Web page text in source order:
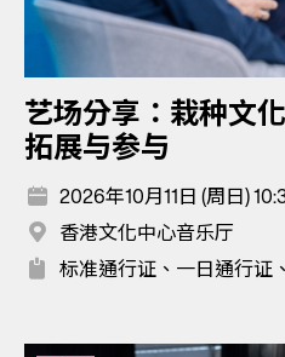
艺场分享：栽种文
拓展与参与
2026年10月11日 (周日)
香港文化中心音乐厅
标准通行证、一日通行证